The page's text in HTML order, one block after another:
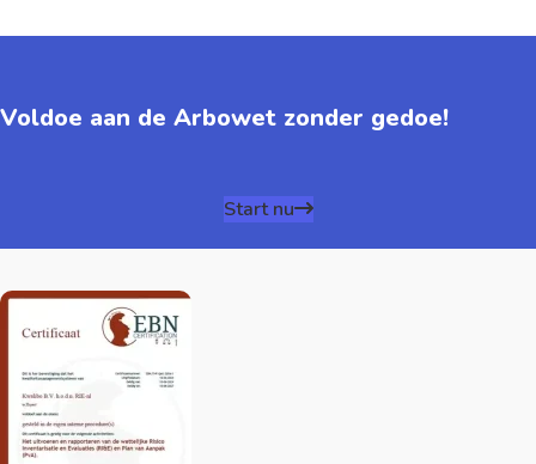
Voldoe aan de Arbowet zonder gedoe!
Start nu